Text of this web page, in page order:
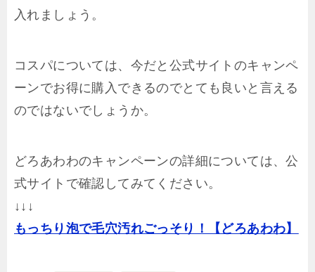
入れましょう。
コスパについては、今だと公式サイトのキャンペ
ーンでお得に購入できるのでとても良いと言える
のではないでしょうか。
どろあわわのキャンペーンの詳細については、公
式サイトで確認してみてください。
↓↓↓
もっちり泡で毛穴汚れごっそり！【どろあわわ】